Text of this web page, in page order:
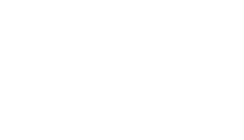
и практических сценариев